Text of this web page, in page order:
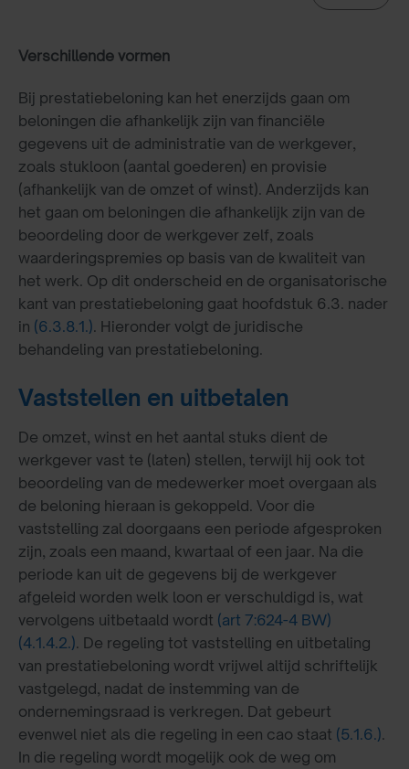
Verschillende vormen
Bij prestatiebeloning kan het enerzijds gaan om
beloningen die afhankelijk zijn van financiële
gegevens uit de administratie van de werkgever,
zoals stukloon (aantal goederen) en provisie
(afhankelijk van de omzet of winst). Anderzijds kan
het gaan om beloningen die afhankelijk zijn van de
beoordeling door de werkgever zelf, zoals
waarderingspremies op basis van de kwaliteit van
het werk. Op dit onderscheid en de organisatorische
kant van prestatiebeloning gaat hoofdstuk 6.3. nader
in (6.3.8.1.). Hieronder volgt de juridische
behandeling van prestatiebeloning.
Vaststellen en uitbetalen
De omzet, winst en het aantal stuks dient de
werkgever vast te (laten) stellen, terwijl hij ook tot
beoordeling van de medewerker moet overgaan als
de beloning hieraan is gekoppeld. Voor die
vaststelling zal doorgaans een periode afgesproken
zijn, zoals een maand, kwartaal of een jaar. Na die
periode kan uit de gegevens bij de werkgever
afgeleid worden welk loon er verschuldigd is, wat
vervolgens uitbetaald wordt (art 7:624-4 BW)
(4.1.4.2.). De regeling tot vaststelling en uitbetaling
van prestatiebeloning wordt vrijwel altijd schriftelijk
vastgelegd, nadat de instemming van de
ondernemingsraad is verkregen. Dat gebeurt
evenwel niet als die regeling in een cao staat (5.1.6.).
In die regeling wordt mogelijk ook de weg om